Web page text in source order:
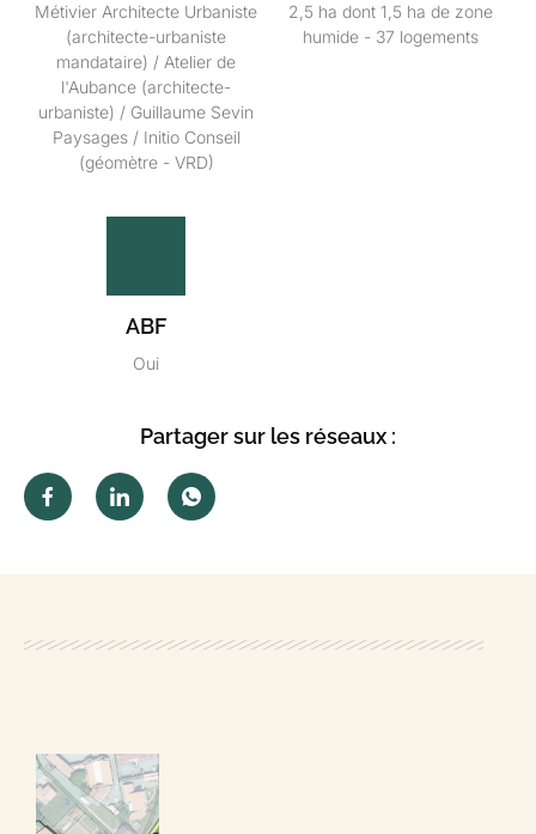
Métivier Architecte Urbaniste
(architecte-urbaniste
mandataire) / Atelier de
l'Aubance (architecte-
urbaniste) / Guillaume Sevin
Paysages / Initio Conseil
(géomètre - VRD)
2,5 ha dont 1,5 ha de zone
humide - 37 logements
ABF
Oui
Partager sur les réseaux :